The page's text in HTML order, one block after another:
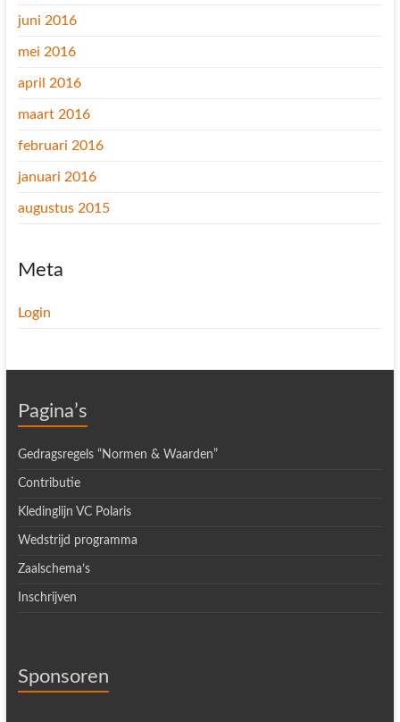
juni 2016
mei 2016
april 2016
maart 2016
februari 2016
januari 2016
augustus 2015
Meta
Login
Pagina’s
Gedragsregels “Normen & Waarden”
Contributie
Kledinglijn VC Polaris
Wedstrijd programma
Zaalschema’s
Inschrijven
Sponsoren